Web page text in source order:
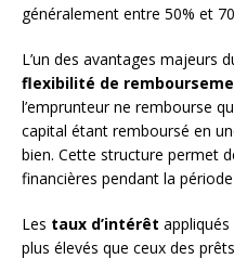
généralement entre 50% et
L’un des avantages majeurs
flexibilité de
l’emprunteur ne rembourse
capital étant remboursé en
bien. Cette structure permet
financières pendant la
Les taux d’intérêt
plus élevés que ceux des